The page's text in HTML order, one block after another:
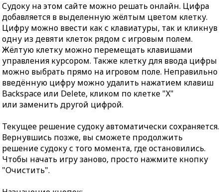
Судоку на этом сайте можно решать онлайн. Цифра
добавляется в выделенную жёлтым цветом клетку.
Цифру можно ввести как с клавиатуры, так и кликнув
одну из девяти клеток рядом с игровым полем.
Жёлтую клетку можно перемещать клавишами
управления курсором. Также клетку для ввода цифры
можно выбрать прямо на игровом поле. Неправильно
введённую цифру можно удалить нажатием клавиш
Backspace или Delete, кликом по клетке "X"
или заменить другой цифрой.
Текущее решение судоку автоматически сохраняется.
Вернувшись позже, вы сможете продолжить
решение судоку с того момента, где остановились.
Чтобы начать игру заново, просто нажмите кнопку
"Очистить".